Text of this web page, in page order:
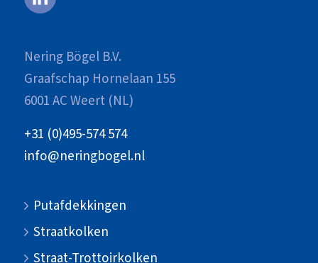
Nering Bögel B.V.
Graafschap Hornelaan 155
6001 AC Weert (NL)
+31 (0)495-574 574
info@neringbogel.nl
Putafdekkingen
Straatkolken
Straat-Trottoirkolken